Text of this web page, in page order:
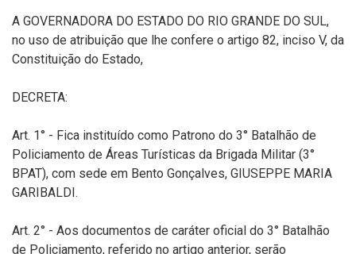
A GOVERNADORA DO ESTADO DO RIO GRANDE DO SUL,
no uso de atribuição que lhe confere o artigo 82, inciso V, da
Constituição do Estado,
DECRETA:
Art. 1° - Fica instituído como Patrono do 3° Batalhão de
Policiamento de Áreas Turísticas da Brigada Militar (3°
BPAT), com sede em Bento Gonçalves, GIUSEPPE MARIA
GARIBALDI.
Art. 2° - Aos documentos de caráter oficial do 3° Batalhão
de Policiamento, referido no artigo anterior, serão